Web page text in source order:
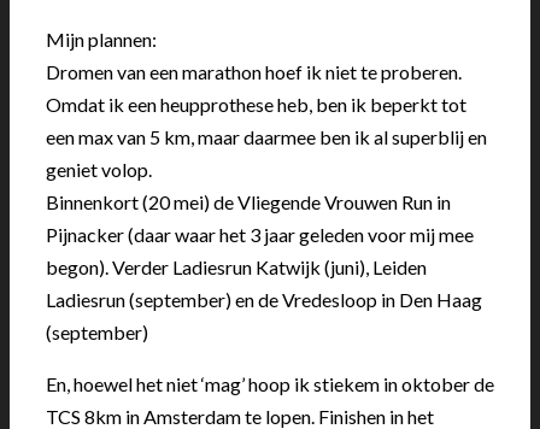
Mijn plannen:
Dromen van een marathon hoef ik niet te proberen.
Omdat ik een heupprothese heb, ben ik beperkt tot
een max van 5 km, maar daarmee ben ik al superblij en
geniet volop.
Binnenkort (20 mei) de Vliegende Vrouwen Run in
Pijnacker (daar waar het 3 jaar geleden voor mij mee
begon). Verder Ladiesrun Katwijk (juni), Leiden
Ladiesrun (september) en de Vredesloop in Den Haag
(september)
En, hoewel het niet ‘mag’ hoop ik stiekem in oktober de
TCS 8km in Amsterdam te lopen. Finishen in het